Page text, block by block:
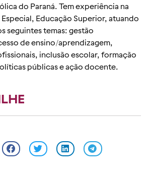
do Paraná. Tem experiência na
Educação Superior, atuando
seguintes temas: gestão
de ensino/aprendizagem,
inclusão escolar, formação
públicas e ação docente.